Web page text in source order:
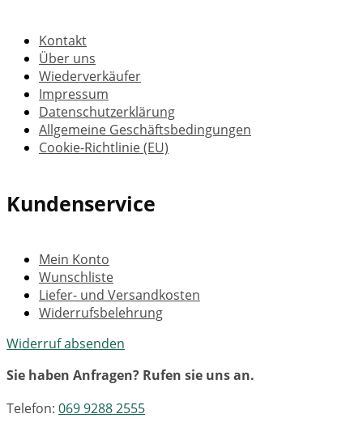
Kontakt
Über uns
Wiederverkäufer
Impressum
Datenschutzerklärung
Allgemeine Geschäftsbedingungen
Cookie-Richtlinie (EU)
Kundenservice
Mein Konto
Wunschliste
Liefer- und Versandkosten
Widerrufsbelehrung
Widerruf absenden
Sie haben Anfragen? Rufen sie uns an.
Telefon: 069 9288 2555